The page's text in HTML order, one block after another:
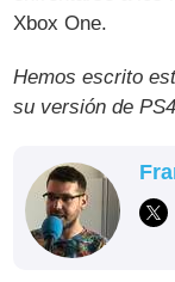
Xbox One.
Hemos escrito
su versión de